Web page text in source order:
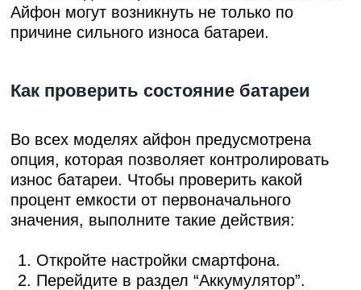
Айфон могут возникнуть не только по
причине сильного износа батареи.
Как проверить состояние батареи
Во всех моделях айфон предусмотрена
опция, которая позволяет контролировать
износ батареи. Чтобы проверить какой
процент емкости от первоначального
значения, выполните такие действия:
Откройте настройки смартфона.
Перейдите в раздел “Аккумулятор”.